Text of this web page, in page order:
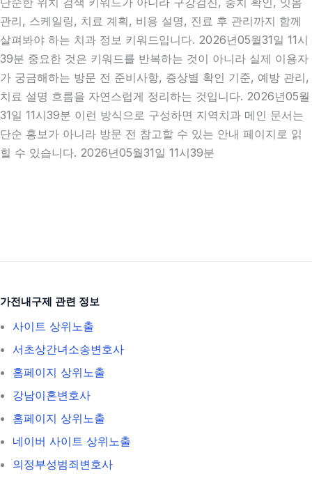
관리, 스케일링, 치료 계획, 비용 설명, 진료 후 관리까지 함께
살펴봐야 하는 치과 정보 키워드입니다. 2026년05월31일 11시
39분 중요한 것은 키워드를 반복하는 것이 아니라 실제 이용자
가 궁금해하는 방문 전 준비사항, 증상별 확인 기준, 예방 관리,
치료 설명 흐름을 자연스럽게 정리하는 것입니다. 2026년05월
31일 11시39분 이런 방식으로 구성하면 지역치과 메인 문서는
단순 홍보가 아니라 방문 전 참고할 수 있는 안내 페이지로 읽
힐 수 있습니다. 2026년05월31일 11시39분
가전내구제 관련 정보
사이트 상위노출
서초상간녀소송변호사
홈페이지 상위노출
강남이혼변호사
홈페이지 상위노출
네이버 사이트 상위노출
의정부성범죄변호사